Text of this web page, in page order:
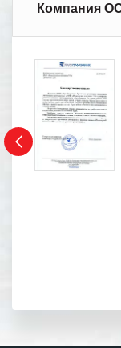
Компания